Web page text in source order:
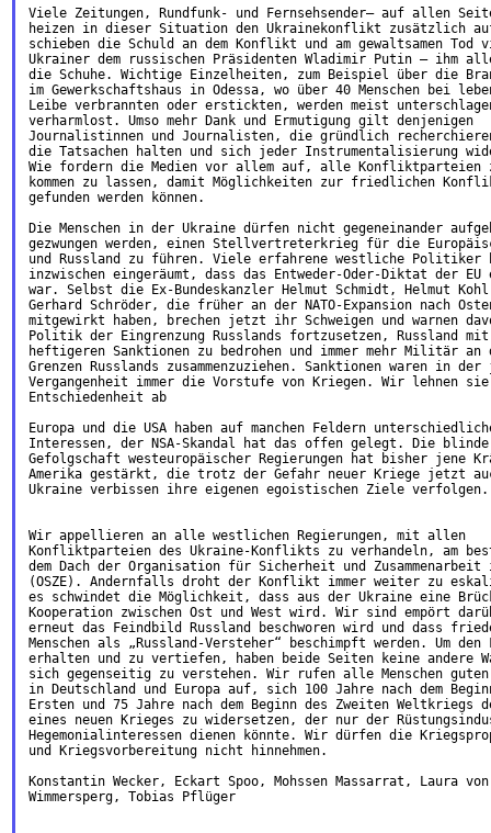
Viele Zeitungen, Rundfunk- und Fernsehsender– auf allen
heizen in dieser Situation den Ukrainekonflikt zusätzlich
schieben die Schuld an dem Konflikt und am gewaltsamen Tod
Ukrainer dem russischen Präsidenten Wladimir Putin – ihm
die Schuhe. Wichtige Einzelheiten, zum Beispiel über die
im Gewerkschaftshaus in Odessa, wo über 40 Menschen bei
Leibe verbrannten oder erstickten, werden meist
verharmlost. Umso mehr Dank und Ermutigung gilt denjenigen
Journalistinnen und Journalisten, die gründlich
die Tatsachen halten und sich jeder Instrumentalisierung
Wie fordern die Medien vor allem auf, alle Konfliktparteien
kommen zu lassen, damit Möglichkeiten zur friedlichen
gefunden werden können.
Die Menschen in der Ukraine dürfen nicht gegeneinander
gezwungen werden, einen Stellvertreterkrieg für die
und Russland zu führen. Viele erfahrene westliche Politiker
inzwischen eingeräumt, dass das Entweder-Oder-Diktat der
war. Selbst die Ex-Bundeskanzler Helmut Schmidt, Helmut Kohl
Gerhard Schröder, die früher an der NATO-Expansion nach
mitgewirkt haben, brechen jetzt ihr Schweigen und warnen
Politik der Eingrenzung Russlands fortzusetzen, Russland mit
heftigeren Sanktionen zu bedrohen und immer mehr Militär an
Grenzen Russlands zusammenzuziehen. Sanktionen waren in der
Vergangenheit immer die Vorstufe von Kriegen. Wir lehnen
Entschiedenheit ab
Europa und die USA haben auf manchen Feldern
Interessen, der NSA-Skandal hat das offen gelegt. Die blinde
Gefolgschaft westeuropäischer Regierungen hat bisher jene
Amerika gestärkt, die trotz der Gefahr neuer Kriege jetzt
Ukraine verbissen ihre eigenen egoistischen Ziele verfolgen.
Wir appellieren an alle westlichen Regierungen, mit allen
Konfliktparteien des Ukraine-Konflikts zu verhandeln, am
dem Dach der Organisation für Sicherheit und Zusammenarbeit
(OSZE). Andernfalls droht der Konflikt immer weiter zu
es schwindet die Möglichkeit, dass aus der Ukraine eine
Kooperation zwischen Ost und West wird. Wir sind empört
erneut das Feindbild Russland beschworen wird und dass
Menschen als „Russland-Versteher“ beschimpft werden. Um den
erhalten und zu vertiefen, haben beide Seiten keine andere
sich gegenseitig zu verstehen. Wir rufen alle Menschen
in Deutschland und Europa auf, sich 100 Jahre nach dem
Ersten und 75 Jahre nach dem Beginn des Zweiten Weltkriegs
eines neuen Krieges zu widersetzen, der nur der
Hegemonialinteressen dienen könnte. Wir dürfen die
und Kriegsvorbereitung nicht hinnehmen.
Konstantin Wecker, Eckart Spoo, Mohssen Massarrat, Laura von
Wimmersperg, Tobias Pflüger